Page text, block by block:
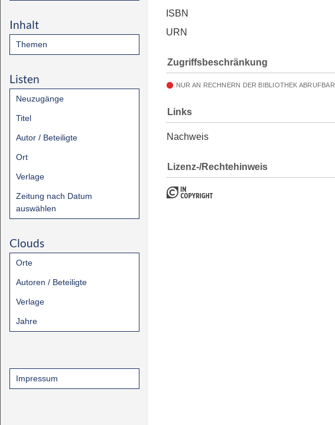
Inhalt
Themen
Listen
Neuzugänge
Titel
Autor / Beteiligte
Ort
Verlage
Zeitung nach Datum
auswählen
Clouds
Orte
Autoren / Beteiligte
Verlage
Jahre
Impressum
ISBN
URN
Zugriffsbeschränkung
NUR AN RECHNERN DER BIBLIOTHEK ABRUFBAR
Links
Nachweis
Lizenz-/Rechtehinweis